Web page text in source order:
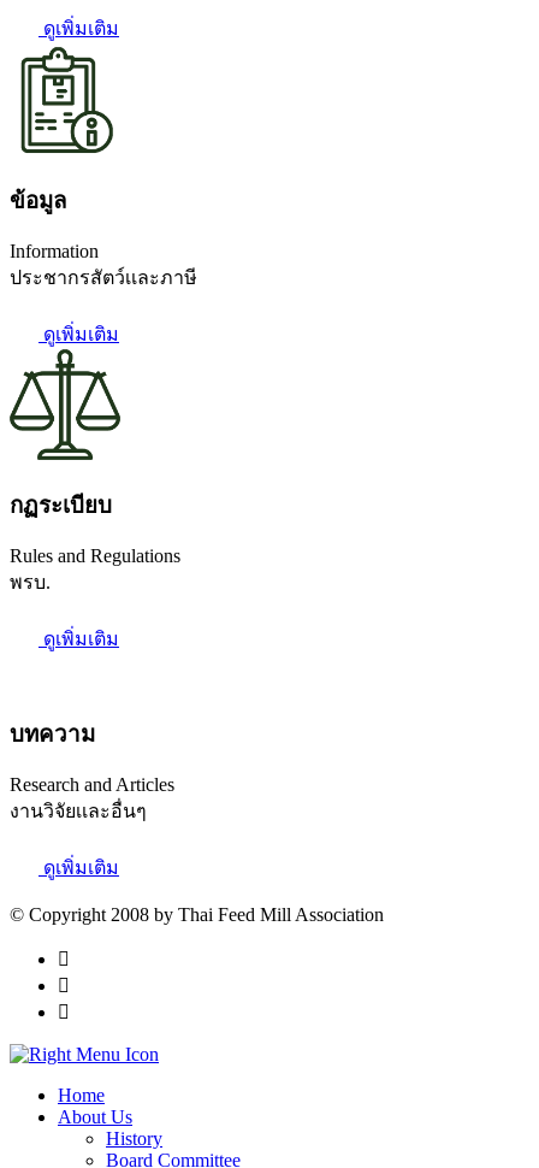
ดูเพิ่มเติม
ข้อมูล
Information
ประชากรสัตว์เเละภาษี
ดูเพิ่มเติม
กฏระเบียบ
Rules and Regulations
พรบ.
ดูเพิ่มเติม
บทความ
Research and Articles
งานวิจัยเเละอื่นๆ
ดูเพิ่มเติม
© Copyright 2008 by Thai Feed Mill Association
Home
About Us
History
Board Committee